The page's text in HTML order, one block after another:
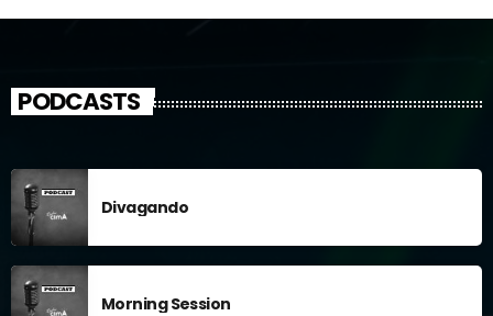
PODCASTS
Divagando
Morning Session